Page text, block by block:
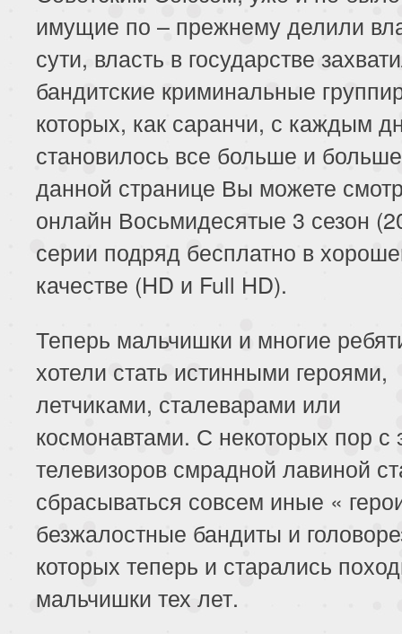
имущие по – прежнему делили
сути, власть в государстве
бандитские криминальные
которых, как саранчи, с каждым
становилось все больше и
данной странице Вы можете
онлайн Восьмидесятые 3 сезон
серии подряд бесплатно в
качестве (HD и Full HD).
Теперь мальчишки и многие
хотели стать истинными героями,
летчиками, сталеварами или
космонавтами. С некоторых пор с
телевизоров смрадной лавиной
сбрасываться совсем иные «
безжалостные бандиты и
которых теперь и старались
мальчишки тех лет.